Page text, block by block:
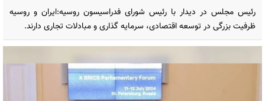
رئیس مجلس در دیدار با رئیس شورای فدراسیسون روسیه:ایران و روسیه
ظرفیت بزرگی در توسعه اقتصادی، سرمایه گذاری و مبادلات تجاری دارند.